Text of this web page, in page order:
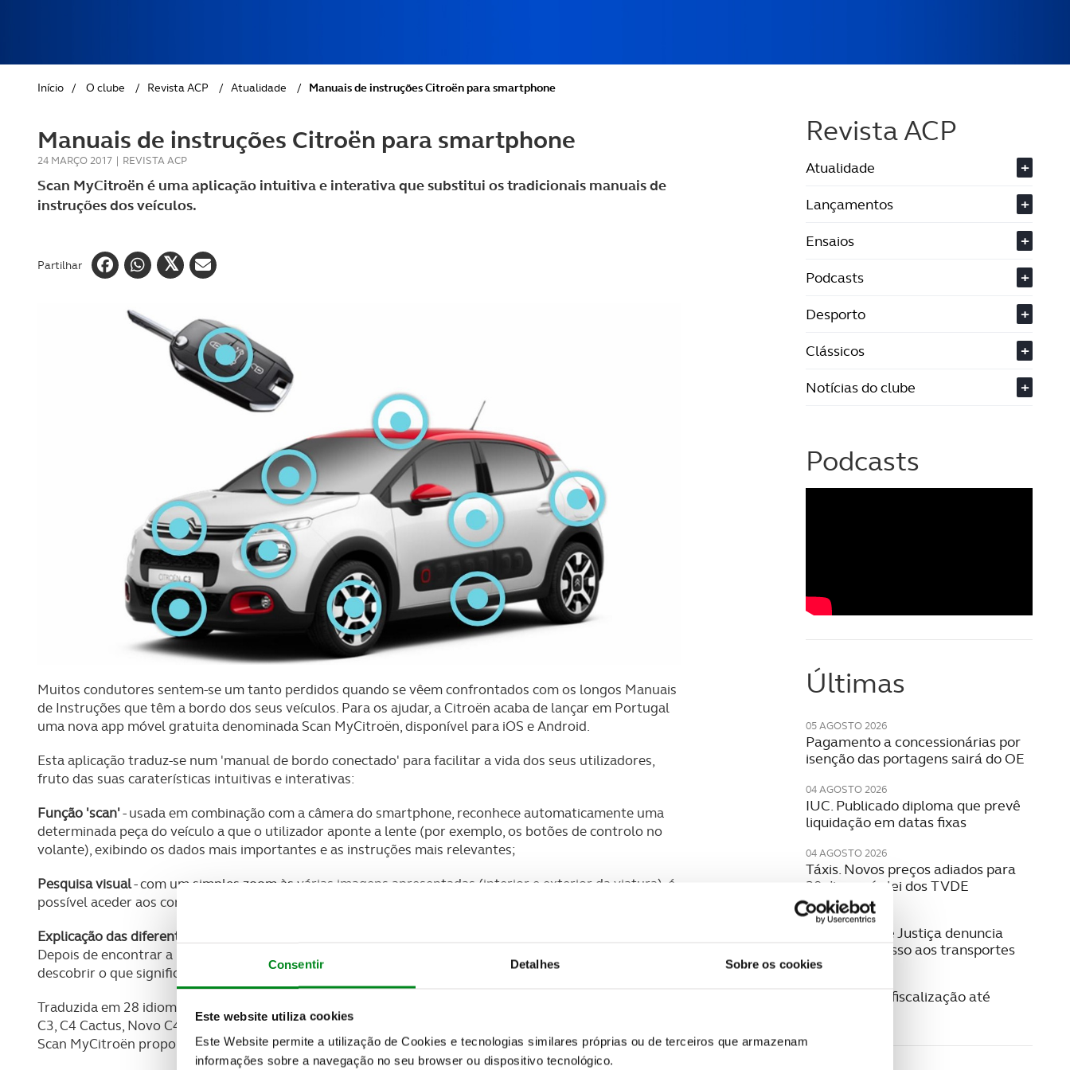
Consentir Detalhes Sobre os cookies
Este website utiliza cookies
Este Website permite a utilização de Cookies e tecnologias similares próprias ou de terceiros que armazenam
informações sobre a navegação no seu browser ou dispositivo tecnológico.
GOLFE
AUTOCARAVANISMO
Início / O clube / Revista ACP / Atualidade / Manuais de instruções Citroën para smartphone
Manuais de instruções Citroën para smartphone
24 MARÇO 2017 | REVISTA ACP
Scan MyCitroën é uma aplicação intuitiva e interativa que substitui os tradicionais manuais de
instruções dos veículos.
Partilhar
Muitos condutores sentem-se um tanto perdidos quando se vêem confrontados com os longos Manuais
de Instruções que têm a bordo dos seus veículos. Para os ajudar, a Citroën acaba de lançar em Portugal
uma nova app móvel gratuita denominada Scan MyCitroën, disponível para iOS e Android.
Esta aplicação traduz-se num 'manual de bordo conectado' para facilitar a vida dos seus utilizadores,
fruto das suas caraterísticas intuitivas e interativas:
Função 'scan'- usada em combinação com a câmera do smartphone, reconhece automaticamente uma
determinada peça do veículo a que o utilizador aponte a lente (por exemplo, os botões de controlo no
volante), exibindo os dados mais importantes e as instruções mais relevantes;
Pesquisa visual- com um simples zoom às várias imagens apresentadas (interior e exterior da viatura), é
possível aceder aos conteúdos mais importantes, das áreas específicas que se pretendam destacar;
Explicação das diferentes luzes de aviso
Depois de encontrar a luz desejada, com um rápido olhar pela galeria, basta clicar sobre a mesma para
descobrir o que significa e as instruções relevantes.
Traduzida em 28 idiomas, a app Scan MyCitroën está atualmente disponível para os modelos C1, Novo
C3, C4 Cactus, Novo C4 Picasso e Grand C4 Picasso. Seguindo a mesma linha da appMyCitroën, a nova
Scan MyCitroën proporciona uma nova experiência com vista à valorização do bem-estar dos clientes.
Revista ACP
Atualidade
+
Lançamentos
+
Ensaios
+
Podcasts
+
Desporto
+
Clássicos
+
Notícias do clube
+
Podcasts
Últimas
05 AGOSTO 2026
Pagamento a concessionárias por
isenção das portagens sairá do OE
04 AGOSTO 2026
IUC. Publicado diploma que prevê
liquidação em datas fixas
04 AGOSTO 2026
Táxis. Novos preços adiados para
30 dias após lei dos TVDE
04 AGOSTO 2026
Provedoria de Justiça denuncia
falhas no acesso aos transportes
GNR reforça fiscalização até